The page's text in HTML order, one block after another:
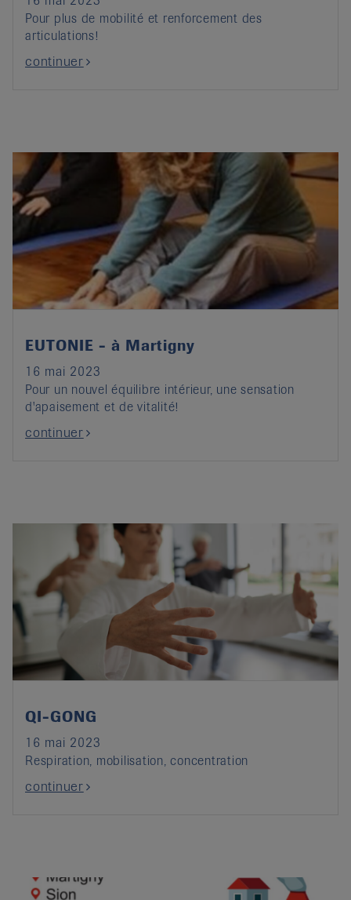
Pour plus de mobilité et renforcement des
articulations!
continuer
EUTONIE - à Martigny
16 mai 2023
Pour un nouvel équilibre intérieur, une sensation
d'apaisement et de vitalité!
continuer
QI-GONG
16 mai 2023
Respiration, mobilisation, concentration
continuer